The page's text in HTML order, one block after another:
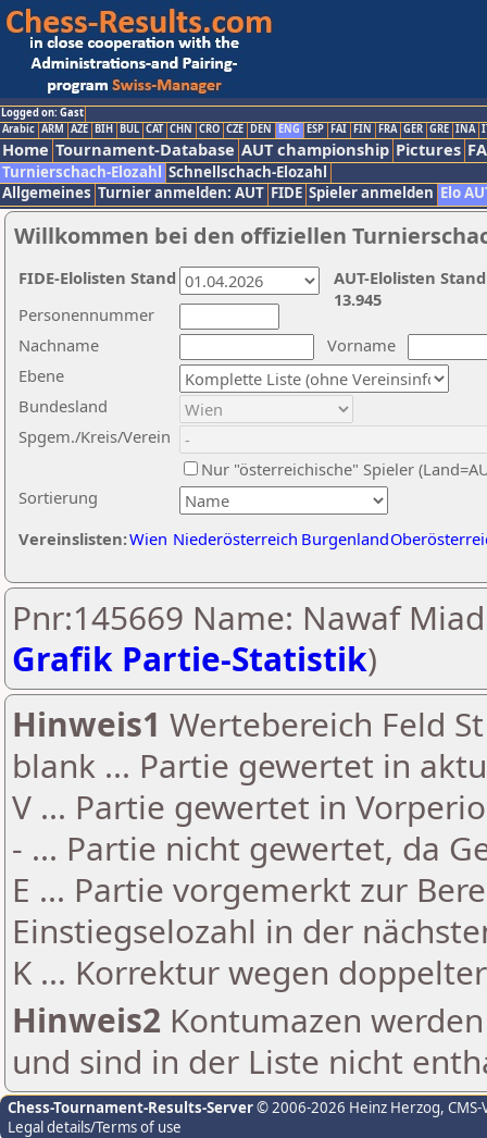
Logged on: Gast
Arabic ARM AZE BIH BUL CAT CHN CRO CZE DEN ENG ESP FAI FIN FRA GER GRE INA
Home Tournament-Database AUT championship Pictures
Turnierschach-Elozahl Schnellschach-Elozahl
Allgemeines Turnier anmelden: AUT FIDE Spieler anmelden Elo
Willkommen bei den offiziellen
Nachname
Vorname
Ebene
Sortierung
Personennummer
Bundesland
Spgem./Kreis/Verein
Nur "österreichische" Spieler
Vereinslisten:Wien Niederösterreich Burgenland
AUT-Elolisten
13.945
FIDE-Elolisten Stand
Pnr:145669 Name: Nawaf
Grafik Partie-Statistik)
Hinweis1 Wertebereich Feld
blank ... Partie gewertet in
V ... Partie gewertet in
- ... Partie nicht gewertet, da
E ... Partie vorgemerkt zur
Einstiegselozahl in der
K ... Korrektur wegen
Hinweis2 Kontumazen
und sind in der Liste nicht
Chess-Tournament-Results-Server© 2006-2026 Heinz Herzog,
Legal details/Terms of use